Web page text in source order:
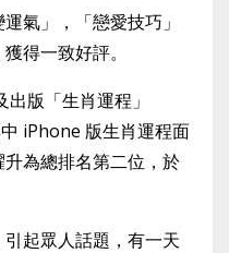
氣」，「戀愛技巧」
得一致好評。
版「生肖運程」
iPhone 版生肖運程面
為總排名第二位，於
起眾人話題，有一天